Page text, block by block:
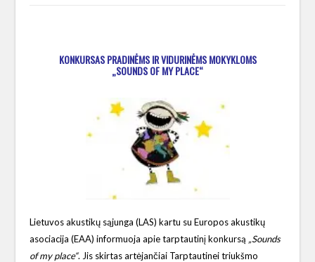
KONKURSAS PRADINĖMS IR VIDURINĖMS MOKYKLOMS
„SOUNDS OF MY PLACE“
Lietuvos akustikų sąjunga (LAS) kartu su Europos akustikų
asociacija (EAA) informuoja apie tarptautinį konkursą „Sounds
of my place“. Jis skirtas artėjančiai Tarptautinei triukšmo